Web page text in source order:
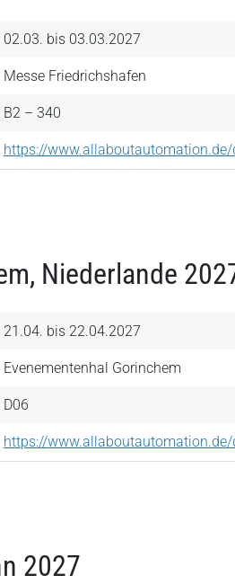
02.03. bis 03.03.2027
Messe Friedrichshafen
B2 – 340
https://
Niederlande
21.04. bis 22.04.2027
Evenementenhal Gorinchem
D06
https://
2027